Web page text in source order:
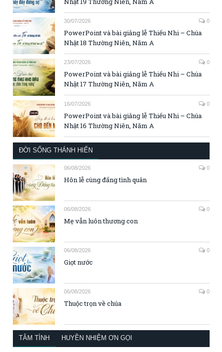
30/07/2026 0
PowerPoint và bài giảng lễ Thiếu Nhi – Chúa
Nhật 18 Thường Niên, Năm A
23/07/2026 0
PowerPoint và bài giảng lễ Thiếu Nhi – Chúa
Nhật 17 Thường Niên, Năm A
16/07/2026 0
PowerPoint và bài giảng lễ Thiếu Nhi – Chúa
Nhật 16 Thường Niên, Năm A
ĐỜI SỐNG THÁNH HIẾN
06/08/2026 0
Hôn lễ cùng đấng tình quân
06/08/2026 0
Mẹ vẫn luôn thương con
06/08/2026 0
Giọt nước
06/08/2026 0
Thuộc trọn về chúa
TÂM TÌNH HUYỀN NHIỆM ƠN GỌI